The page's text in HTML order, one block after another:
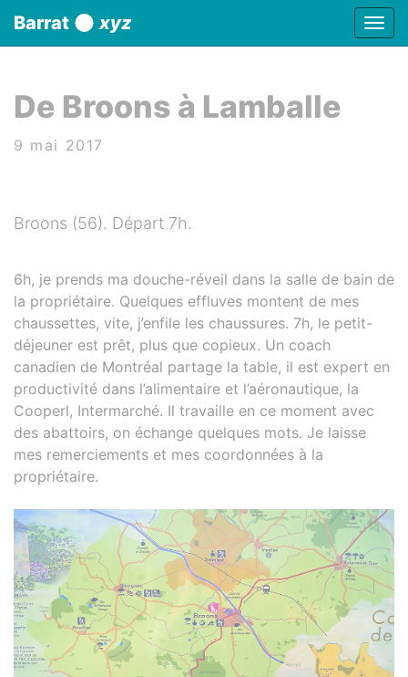
Barrat xyz
De Broons à Lamballe
9 mai 2017
Broons (56). Départ 7h.
6h, je prends ma douche-réveil dans la salle de bain de
la propriétaire. Quelques effluves montent de mes
chaussettes, vite, j’enfile les chaussures. 7h, le petit-
déjeuner est prêt, plus que copieux. Un coach
canadien de Montréal partage la table, il est expert en
productivité dans l’alimentaire et l’aéronautique, la
Cooperl, Intermarché. Il travaille en ce moment avec
des abattoirs, on échange quelques mots. Je laisse
mes remerciements et mes coordonnées à la
propriétaire.
Panneau de gestion des cookies